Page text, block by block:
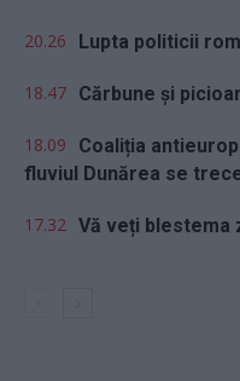
20.26 Lupta politicii
18.47 Cărbune și
18.09
Coaliția
fluviul Dunărea se
17.32 Vă veți blestema